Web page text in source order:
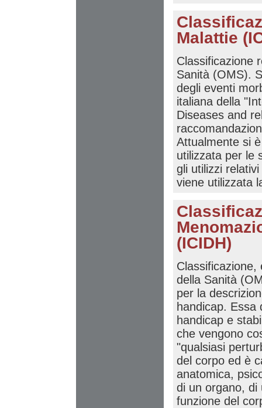
Malattie
Classificazione
Sanità (OMS).
degli eventi
italiana della
Diseases and
Attualmente si
utilizzata per le
gli utilizzi
viene utilizzata
(ICIDH)
Classificazione,
della Sanità
per la
handicap. Essa
handicap e
che vengono
"qualsiasi
del corpo ed è
anatomica,
di un organo, di
funzione del